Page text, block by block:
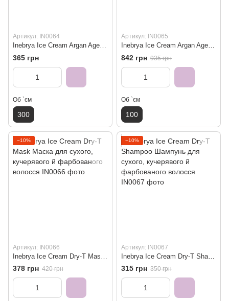
Артикул: IN0064
Inebrya Ice Cream Argan Age Shampoo Шампунь з аргановою олією
365 грн
Об `єм
300
Артикул: IN0065
Inebrya Ice Cream Argan Age Treatment Oil Арганова олія проти посічених кінчиків
842 грн 935 грн
Об `єм
100
−10%
Артикул: IN0066
378 грн 420 грн
−10%
Артикул: IN0067
315 грн 350 грн